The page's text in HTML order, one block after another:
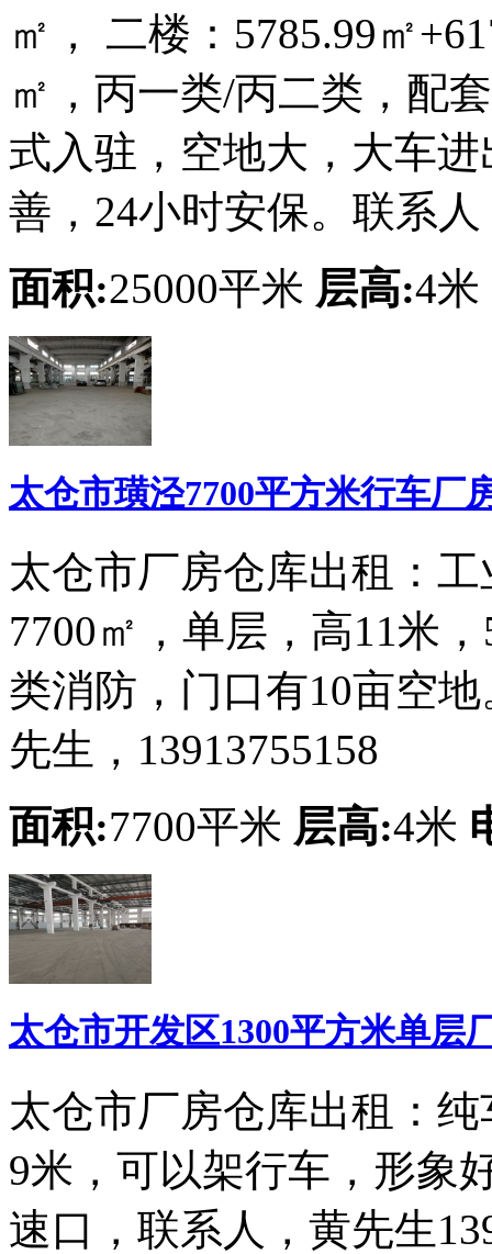
㎡， 二楼：5785.99㎡
㎡，丙一类/丙二类，配
式入驻，空地大，大车
善，24小时安保。联系人
面积:25000平米 层高:4米
太仓市璜泾7700平方米行车厂
太仓市厂房仓库出租：
7700㎡，单层，高11米
类消防，门口有10亩空
先生，13913755158
面积:7700平米 层高:4米
太仓市开发区1300平方米单层
太仓市厂房仓库出租：
9米，可以架行车，形象
速口，联系人，黄先生